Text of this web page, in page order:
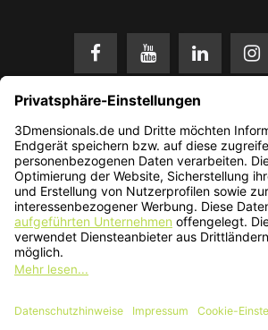
* Alle Preise in EUR inkl. gesetzl. Mehrwertsteuer
Änderungen und Irrtümer vorbehalten. Nur
© 2026 3Dmensionals / PONTIALIS GmbH & Co.
Kundenbewertung